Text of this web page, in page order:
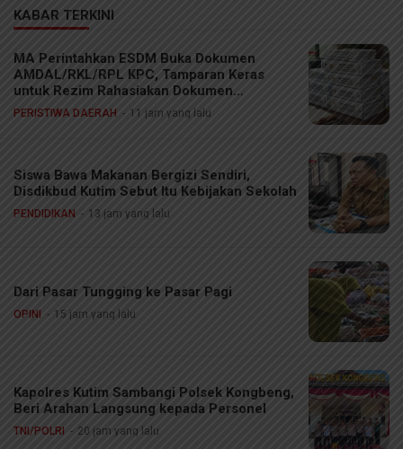
KABAR TERKINI
MA Perintahkan ESDM Buka Dokumen
AMDAL/RKL/RPL KPC, Tamparan Keras
untuk Rezim Rahasiakan Dokumen
Lingkungan
PERISTIWA DAERAH 11 jam yang lalu
Siswa Bawa Makanan Bergizi Sendiri,
Disdikbud Kutim Sebut Itu Kebijakan Sekolah
PENDIDIKAN 13 jam yang lalu
Dari Pasar Tungging ke Pasar Pagi
OPINI 15 jam yang lalu
Kapolres Kutim Sambangi Polsek Kongbeng,
Beri Arahan Langsung kepada Personel
TNI/POLRI 20 jam yang lalu